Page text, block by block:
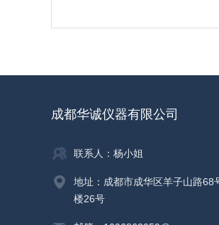
成都华诚仪器有限公司
联系人：杨小姐
地址：成都市成华区羊子山路68
楼26号